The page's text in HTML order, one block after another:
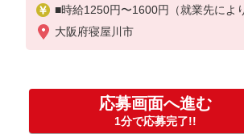
■時給1250円〜1600円（就業先によ
通費
大阪府寝屋川市
応募画面へ進む
1分で応募完了!!